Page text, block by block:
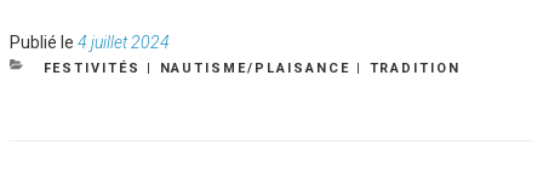
Publié le Publié
le
4 juillet 2024
CATÉGORIES
FESTIVITÉS NAUTISME/PLAISANCE TRADITION